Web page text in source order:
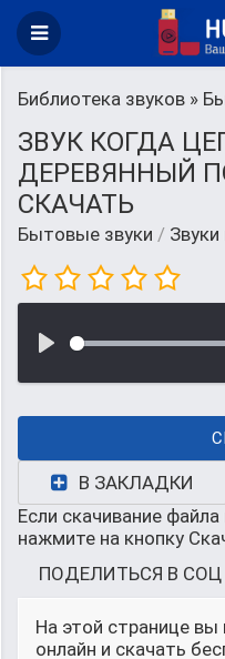
Библиотека звуков »
ЗВУК КОГДА
ДЕРЕВЯННЫЙ
СКАЧАТЬ
Бытовые звуки / Звуки
В ЗАКЛАДКИ
Если скачивание
нажмите на кнопку
ПОДЕЛИТЬСЯ В СОЦ
На этой странице
онлайн и скачать